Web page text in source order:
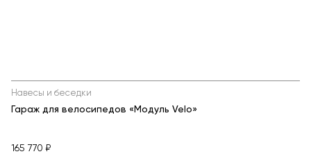
Навесы и беседки
Гараж для велосипедов «Модуль Velo»
165 770 ₽